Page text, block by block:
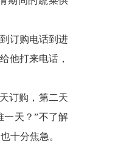
订购电话到进
他打来电话，
订购，第二天
一天？”不了解
十分焦急。